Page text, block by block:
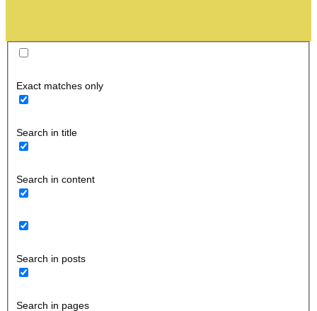
Exact matches only
Search in title
Search in content
Search in posts
Search in pages